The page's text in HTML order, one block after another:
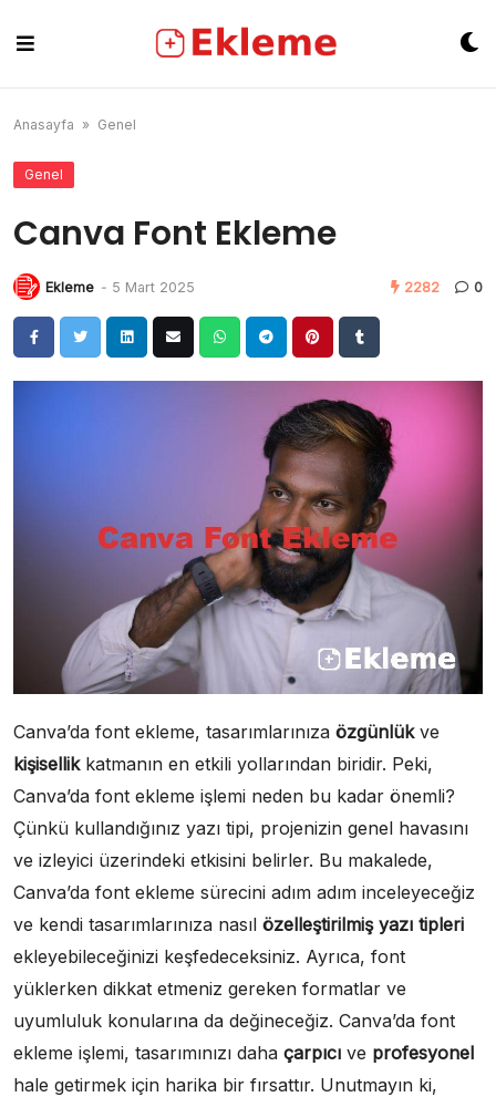
content
Anasayfa » Genel
Genel
Canva Font Ekleme
Ekleme - 5 Mart 2025 2282 0
Canva’da font ekleme, tasarımlarınıza özgünlükve
kişisellikkatmanın en etkili yollarından biridir. Peki,
Canva’da font ekleme işlemi neden bu kadar önemli?
Çünkü kullandığınız yazı tipi, projenizin genel havasını
ve izleyici üzerindeki etkisini belirler. Bu makalede,
Canva’da font ekleme sürecini adım adım inceleyeceğiz
ve kendi tasarımlarınıza nasıl özelleştirilmiş yazı tipleri
ekleyebileceğinizi keşfedeceksiniz. Ayrıca, font
yüklerken dikkat etmeniz gereken formatlar ve
uyumluluk konularına da değineceğiz. Canva’da font
ekleme işlemi, tasarımınızı daha çarpıcı ve profesyonel
hale getirmek için harika bir fırsattır. Unutmayın ki,